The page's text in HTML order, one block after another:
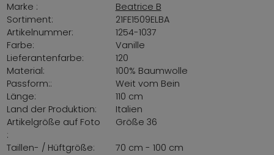
Marke :
Beatrice B
Sortiment:
21FE1509ELBA
Artikelnummer:
1254-1037
Farbe:
Vanille
Lieferantenfarbe:
120
Material:
100% Baumwolle
Passform::
Weit vom Bein
Länge:
110 cm
Land der Produktion:
Italien
Artikelgröße auf Foto
:
Größe 36
Taillen- / Hüftgröße: 70 cm - 100 cm